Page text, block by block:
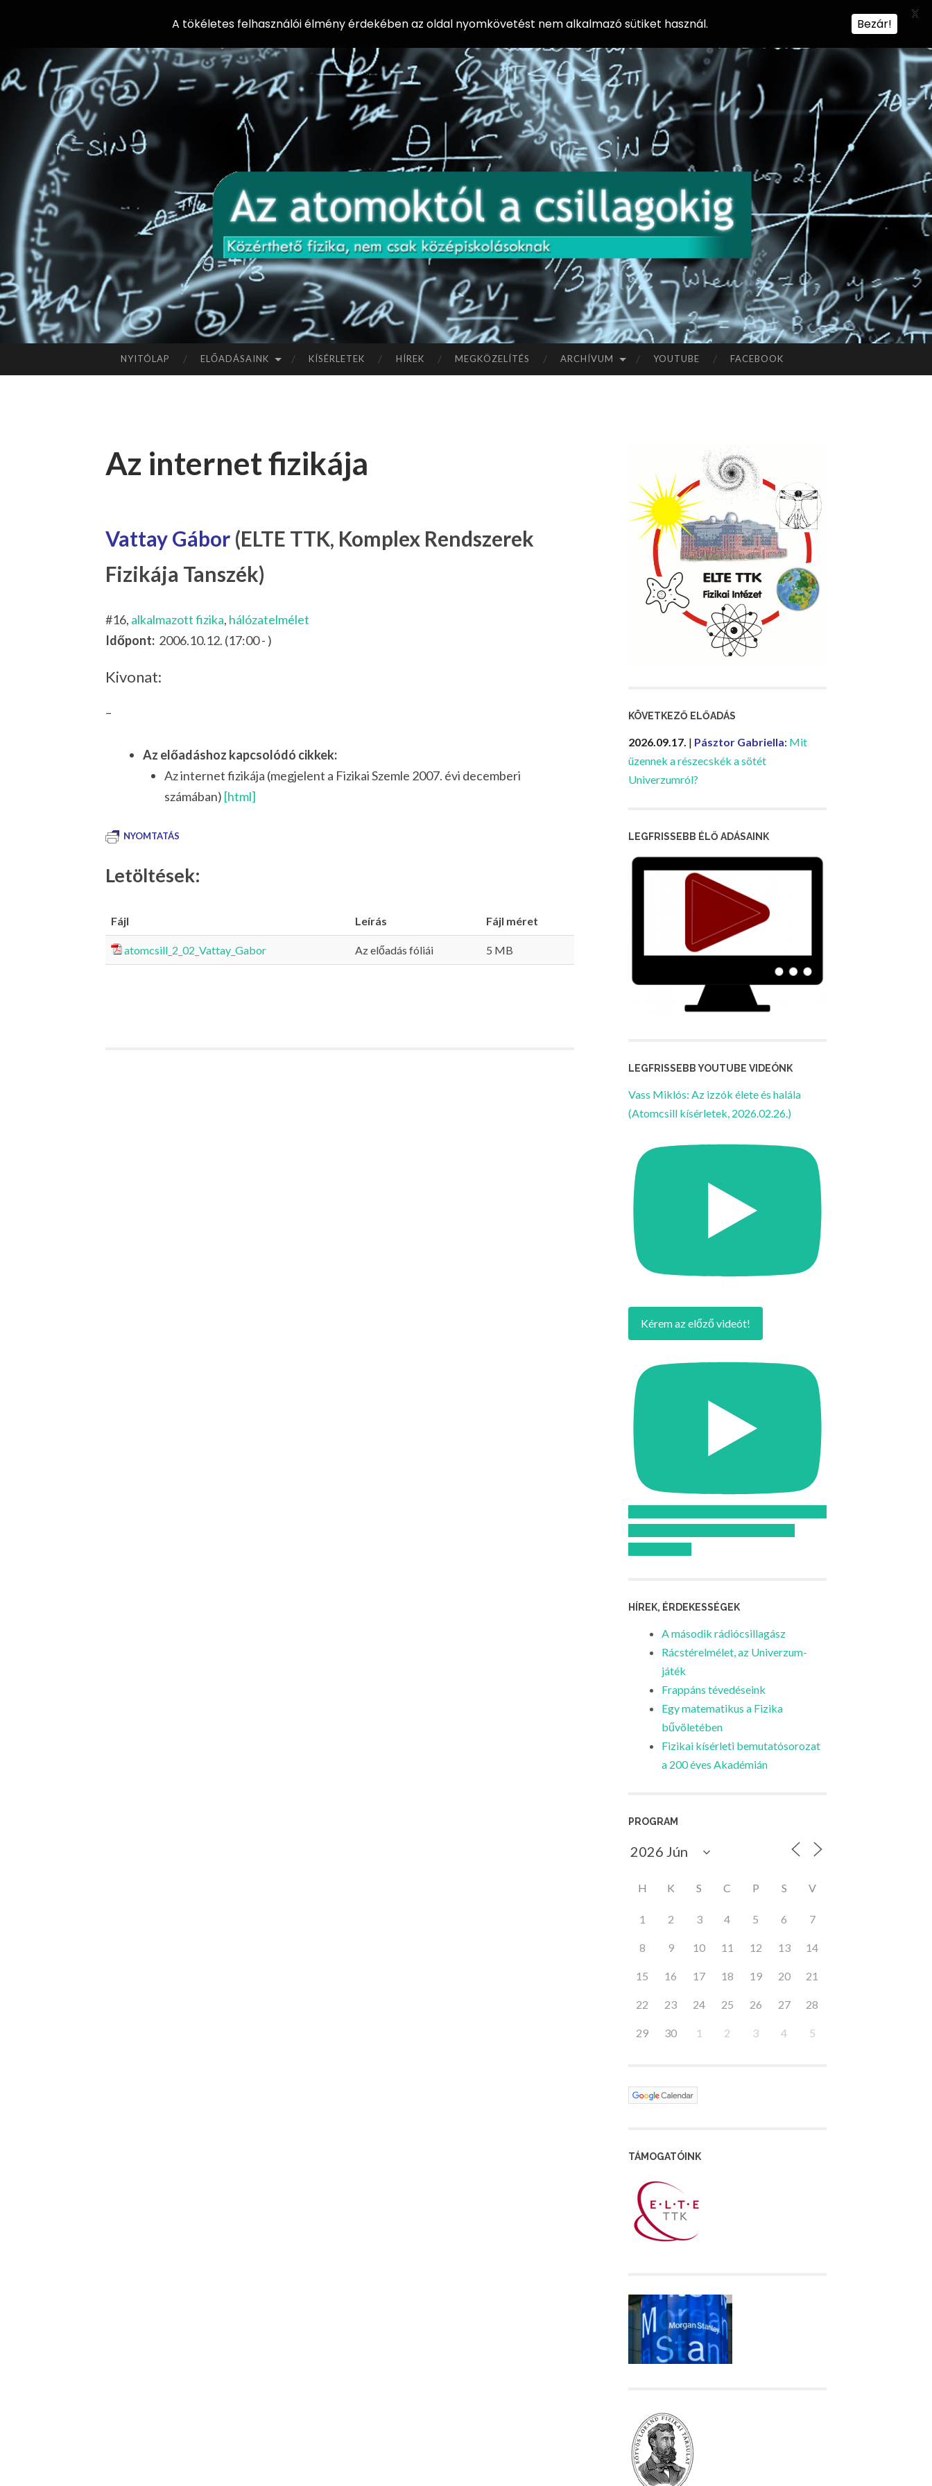
AZ
AT
OM
OK
TÓ
L A
IG
Előadássorozat
középiskolásoknak
az ELTE
Természettudományi
Kar Fizikai
Intézetében
A
NYITÓLAP ELŐADÁSAINK KÍSÉRLETEK HÍREK MEGKÖZELÍTÉS ARCHÍVUM YOUTUBE FACEBOOK
Az internet fizikája
Vattay Gábor (ELTE TTK, Komplex Rendszerek
Fizikája Tanszék)
#16, alkalmazott fizika, hálózatelmélet
Időpont: 2006.10.12. (17:00 - )
Kivonat:
–
Az előadáshoz kapcsolódó cikkek:
Az internet fizikája (megjelent a Fizikai Szemle 2007. évi decemberi
számában) [html]
NYOMTATÁS
Letöltések:
Fájl Leírás Fájl méret
atomcsill_2_02_Vattay_Gabor Az előadás fóliái 5 MB
KÖVETKEZŐ ELŐADÁS
2026.09.17. | Pásztor Gabriella: Mit
üzennek a részecskék a sötét
Univerzumról?
LEGFRISSEBB ÉLŐ ADÁSAINK
LEGFRISSEBB YOUTUBE VIDEÓNK
Vass Miklós: Az izzók élete és halála
(Atomcsill kísérletek, 2026.02.26.)
Kérem az előző videót!
HÍREK, ÉRDEKESSÉGEK
A második rádiócsillagász
Rácstérelmélet, az Univerzum-
játék
Frappáns tévedéseink
Egy matematikus a Fizika
bűvöletében
Fizikai kísérleti bemutatósorozat
a 200 éves Akadémián
PROGRAM
H K S C P S V
1 2 3 4 5 6 7
8 9 10 11 12 13 14
15 16 17 18 19 20 21
22 23 24 25 26 27 28
29 30 1 2 3 4 5
TÁMOGATÓINK
A tökéletes felhasználói élmény érdekében az oldal nyomkövetést nem alkalmazó sütiket használ. Bezár!
X